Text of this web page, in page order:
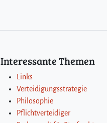
Interessante Themen
Links
Verteidigungsstrategie
Philosophie
Pflichtverteidiger